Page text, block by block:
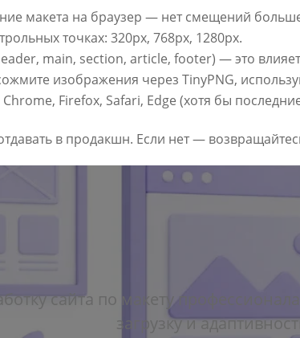
макета на браузер — нет смещений
точках: 320px, 768px, 1280px.
main, section, article, footer) — это влияет
изображения через TinyPNG,
Firefox, Safari, Edge (хотя бы
в продакшн. Если нет —
сайта по макету
загрузку и